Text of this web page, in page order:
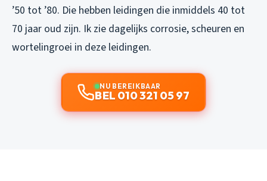
’50 tot ’80. Die hebben leidingen die inmiddels 40 tot
70 jaar oud zijn. Ik zie dagelijks corrosie, scheuren en
wortelingroei in deze leidingen.
NU BEREIKBAAR
BEL 010 321 05 97